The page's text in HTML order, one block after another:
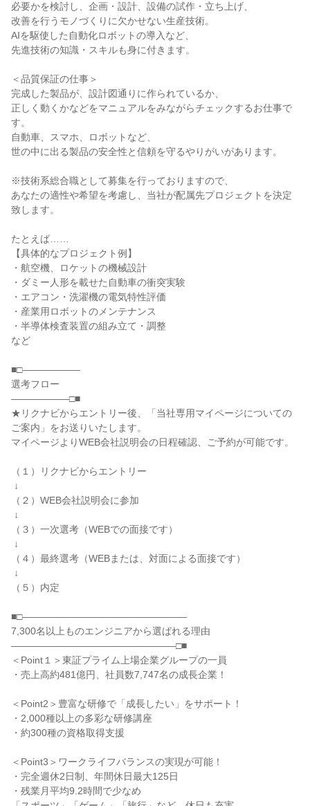
必要かを検討し、企画・設計、設備の試作・立ち上げ、
改善を行うモノづくりに欠かせない生産技術。
AIを駆使した自動化ロボットの導入など、
先進技術の知識・スキルも身に付きます。
＜品質保証の仕事＞
完成した製品が、設計図通りに作られているか、
正しく動くかなどをマニュアルをみながらチェックするお仕事で
す。
自動車、スマホ、ロボットなど、
世の中に出る製品の安全性と信頼を守るやりがいがあります。
※技術系総合職として募集を行っておりますので、
あなたの適性や希望を考慮し、当社が配属先プロジェクトを決定
致します。
たとえば……
【具体的なプロジェクト例】
・航空機、ロケットの機械設計
・ダミー人形を載せた自動車の衝突実験
・エアコン・洗濯機の電気特性評価
・産業用ロボットのメンテナンス
・半導体検査装置の組み立て・調整
など
■□――――――
選考フロー
――――――□■
★リクナビからエントリー後、「当社専用マイページについての
ご案内」をお送りいたします。
マイページよりWEB会社説明会の日程確認、ご予約が可能です。
（１）リクナビからエントリー
（２）WEB会社説明会に参加
（３）一次選考（WEBでの面接です）
（４）最終選考（WEBまたは、対面による面接です）
（５）内定
■□―――――――――――――――――
7,300名以上ものエンジニアから選ばれる理由
―――――――――――――――――□■
＜Point１＞東証プライム上場企業グループの一員
・売上高約481億円、社員数7,747名の成長企業！
＜Point2＞豊富な研修で「成長したい」をサポート！
・2,000種以上の多彩な研修講座
・約300種の資格取得支援
＜Point3＞ワークライフバランスの実現が可能！
・完全週休2日制、年間休日最大125日
・残業月平均9.2時間で少なめ